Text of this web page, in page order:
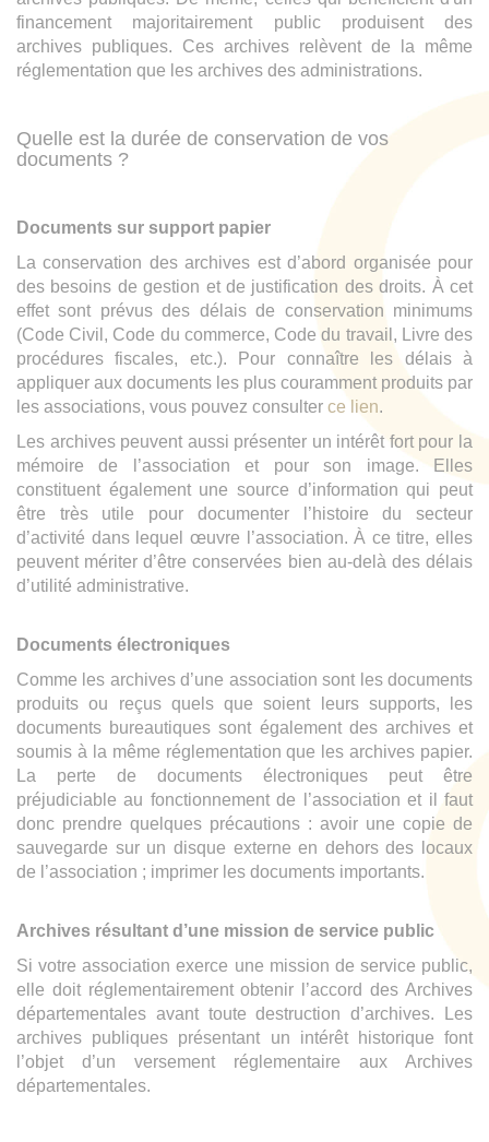
financement majoritairement public produisent des
archives publiques. Ces archives relèvent de la même
réglementation que les archives des administrations.
Quelle est la durée de conservation de vos
documents ?
Documents sur support papier
La conservation des archives est d’abord organisée pour
des besoins de gestion et de justification des droits. À cet
effet sont prévus des délais de conservation minimums
(Code Civil, Code du commerce, Code du travail, Livre des
procédures fiscales, etc.). Pour connaître les délais à
appliquer aux documents les plus couramment produits par
les associations, vous pouvez consulter ce lien.
Les archives peuvent aussi présenter un intérêt fort pour la
mémoire de l’association et pour son image. Elles
constituent également une source d’information qui peut
être très utile pour documenter l’histoire du secteur
d’activité dans lequel œuvre l’association. À ce titre, elles
peuvent mériter d’être conservées bien au-delà des délais
d’utilité administrative.
Documents électroniques
Comme les archives d’une association sont les documents
produits ou reçus quels que soient leurs supports, les
documents bureautiques sont également des archives et
soumis à la même réglementation que les archives papier.
La perte de documents électroniques peut être
préjudiciable au fonctionnement de l’association et il faut
donc prendre quelques précautions : avoir une copie de
sauvegarde sur un disque externe en dehors des locaux
de l’association ; imprimer les documents importants.
Archives résultant d’une mission de service public
Si votre association exerce une mission de service public,
elle doit réglementairement obtenir l’accord des Archives
départementales avant toute destruction d’archives. Les
archives publiques présentant un intérêt historique font
l’objet d’un versement réglementaire aux Archives
départementales.